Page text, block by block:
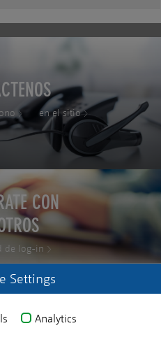
en el sitio
CON
de log-in
Settings
Analytics